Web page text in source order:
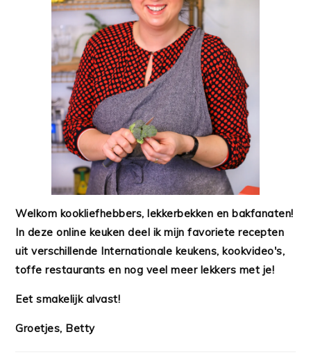
Welkom kookliefhebbers, lekkerbekken en bakfanaten!
In deze online keuken deel ik mijn favoriete recepten
uit verschillende Internationale keukens, kookvideo's,
toffe restaurants en nog veel meer lekkers met je!
Eet smakelijk alvast!
Groetjes, Betty